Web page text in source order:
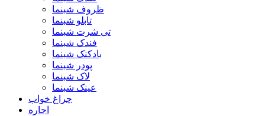
ظروف شبنما
تابلو شبنما
تی شرت شبنما
فندک شبنما
بادکنک شبنما
پودر شبنما
لاک شبنما
عینک شبنما
چراغ خواب
اجاره